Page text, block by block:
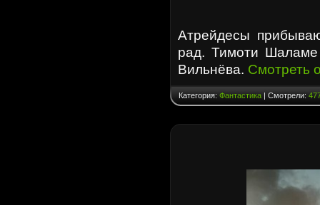
Атрейдесы
рад. Тимоти
Вильнёва. Смотреть
Категория: Фантастика | Смотрели: